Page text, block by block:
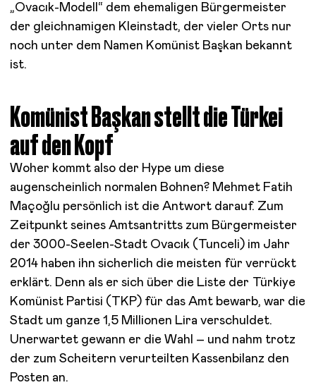
„Ovacık-Modell“ dem ehemaligen Bürgermeister
der gleichnamigen Kleinstadt, der vieler Orts nur
noch unter dem Namen Komünist Başkan bekannt
ist.
Komünist Başkan stellt die Türkei
auf den Kopf
Woher kommt also der Hype um diese
augenscheinlich normalen Bohnen? Mehmet Fatih
Maçoğlu persönlich ist die Antwort darauf. Zum
Zeitpunkt seines Amtsantritts zum Bürgermeister
der 3000-Seelen-Stadt Ovacık (Tunceli) im Jahr
2014 haben ihn sicherlich die meisten für verrückt
erklärt. Denn als er sich über die Liste der Türkiye
Komünist Partisi (TKP) für das Amt bewarb, war die
Stadt um ganze 1,5 Millionen Lira verschuldet.
Unerwartet gewann er die Wahl – und nahm trotz
der zum Scheitern verurteilten Kassenbilanz den
Posten an.